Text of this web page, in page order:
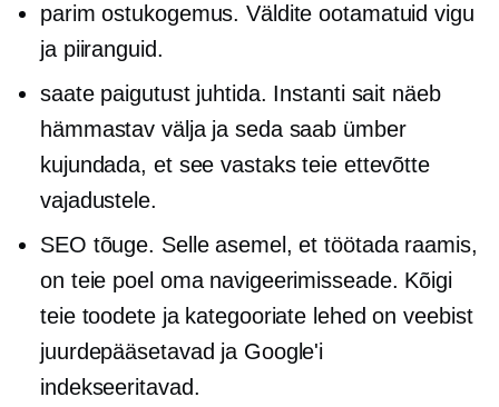
parim ostukogemus. Väldite ootamatuid vigu
ja piiranguid.
saate paigutust juhtida. Instanti sait näeb
hämmastav välja ja seda saab ümber
kujundada, et see vastaks teie ettevõtte
vajadustele.
SEO tõuge. Selle asemel, et töötada raamis,
on teie poel oma navigeerimisseade. Kõigi
teie toodete ja kategooriate lehed on veebist
juurdepääsetavad ja Google'i
indekseeritavad.